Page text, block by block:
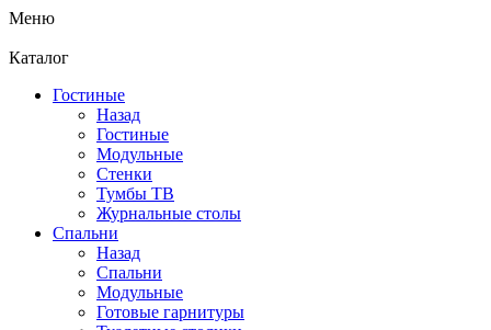
Меню
Каталог
Гостиные
Назад
Гостиные
Модульные
Стенки
Тумбы ТВ
Журнальные столы
Спальни
Назад
Спальни
Модульные
Готовые гарнитуры